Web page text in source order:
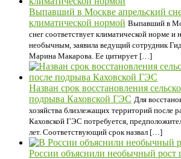
Выпавший в Москве апрельский
климатической нормой Выпавший в
снег соответствует климатической норме и
необычным, заявила ведущий сотрудник
Марина Макарова. Ее цитирует […]
Назван срок восстановления
подрыва Каховской ГЭС Для
хозяйства близлежащих территорий после
Каховской ГЭС потребуется,
лет. Соответствующий срок назвал […]
России объяснили необычный рост